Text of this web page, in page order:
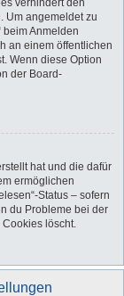
verhindert den
Um angemeldet zu
beim Anmelden
an einem öffentlichen
Wenn diese Option
der Board-
hat und die dafür
ermöglichen
Status – sofern
du Probleme bei der
löscht.